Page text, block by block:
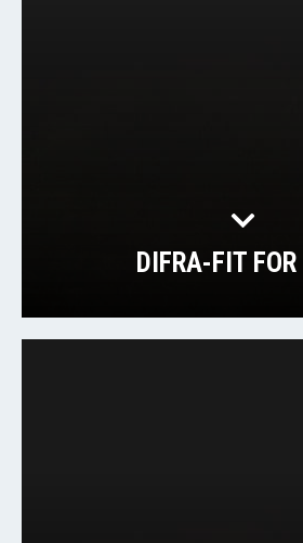
DIFRA-FIT